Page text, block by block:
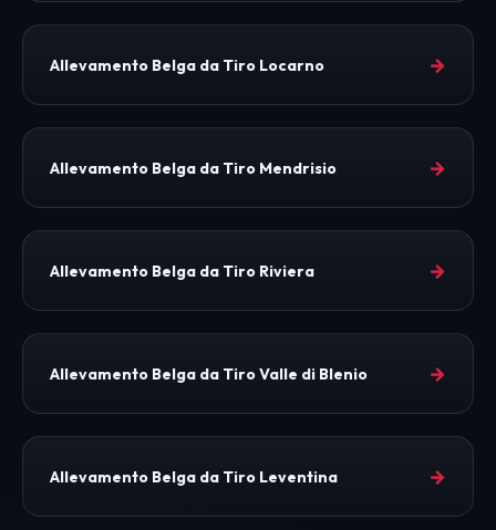
Allevamento Belga da Tiro Locarno →
Allevamento Belga da Tiro Mendrisio →
Allevamento Belga da Tiro Riviera →
Allevamento Belga da Tiro Valle di Blenio →
Allevamento Belga da Tiro Leventina →